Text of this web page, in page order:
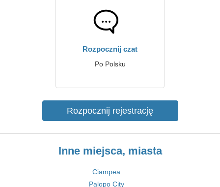
Rozpocznij czat
Po Polsku
Rozpocznij rejestrację
Inne miejsca, miasta
Ciampea
Palopo City